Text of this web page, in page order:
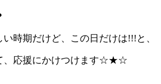
時期だけど、この日だけは!!!と、
、応援にかけつけます☆★☆